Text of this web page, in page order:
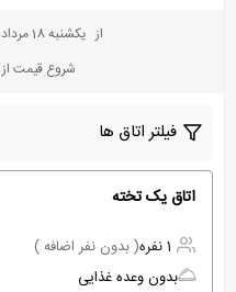
از یکشنبه 18 مرداد
شروع قیمت از
فیلتر اتاق ها
اتاق یک تخته
1 نفره
( بدون نفر اضافه )
بدون وعده غذایی